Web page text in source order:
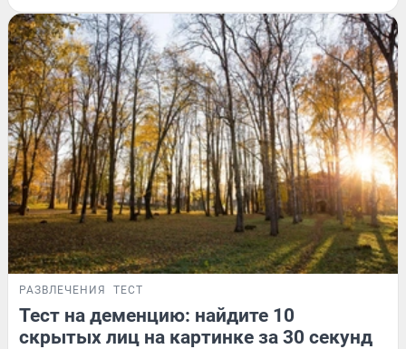
РАЗВЛЕЧЕНИЯ ТЕСТ
Тест на деменцию: найдите 10
скрытых лиц на картинке за 30 секунд